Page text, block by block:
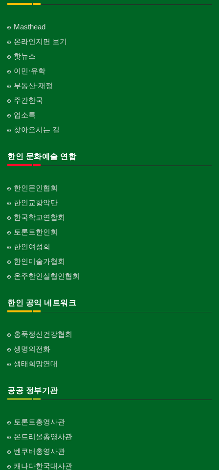
Masthead
온라인지면 보기
핫뉴스
이민·유학
부동산·재정
주간한국
업소록
찾아오시는 길
한인 문화예술 연합
한인문인협회
한인교향악단
한국학교연합회
토론토한인회
한인여성회
한인미술가협회
온주한인실협인협회
한인 공익 네트워크
홍푹정신건강협회
생명의전화
생태희망연대
공공 정부기관
토론토총영사관
몬트리올총영사관
벤쿠버총영사관
캐나다한국대사관